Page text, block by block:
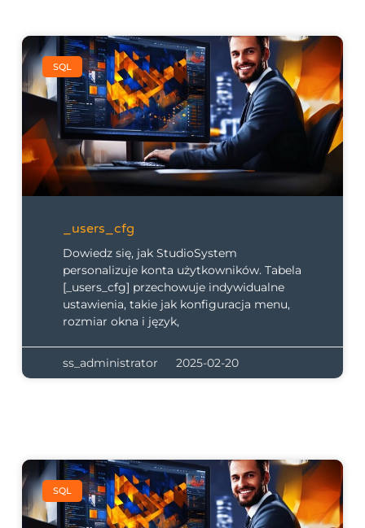
SQL
_users_cfg
Dowiedz się, jak StudioSystem
personalizuje konta użytkowników. Tabela
[_users_cfg] przechowuje indywidualne
ustawienia, takie jak konfiguracja menu,
rozmiar okna i język,
ss_administrator 2025-02-20
SQL